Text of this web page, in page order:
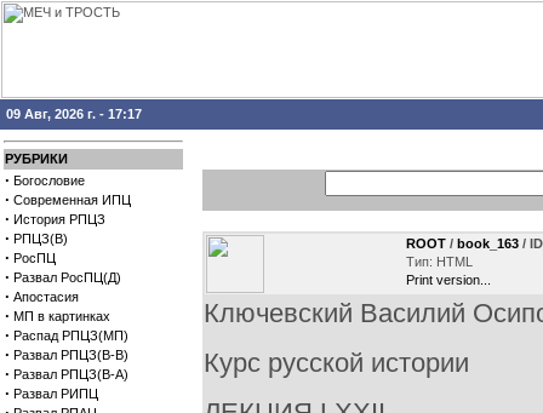
09 Авг, 2026 г. - 17:17
РУБРИКИ
· Богословие
· Современная ИПЦ
· История РПЦЗ
· РПЦЗ(В)
· РосПЦ
· Развал РосПЦ(Д)
· Апостасия
· МП в картинках
· Распад РПЦЗ(МП)
· Развал РПЦЗ(В-В)
· Развал РПЦЗ(В-А)
· Развал РИПЦ
ROOT / book_163 /
Тип: HTML
Print version...
Ключевский Василий
Курс русской истории